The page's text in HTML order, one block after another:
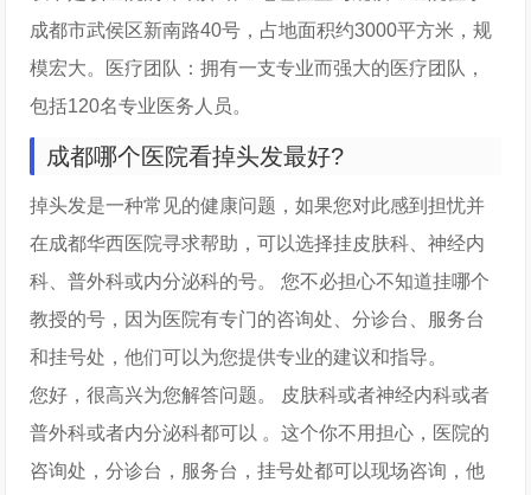
成都市武侯区新南路40号，占地面积约3000平方米，规
模宏大。医疗团队：拥有一支专业而强大的医疗团队，
包括120名专业医务人员。
成都哪个医院看掉头发最好?
掉头发是一种常见的健康问题，如果您对此感到担忧并
在成都华西医院寻求帮助，可以选择挂皮肤科、神经内
科、普外科或内分泌科的号。 您不必担心不知道挂哪个
教授的号，因为医院有专门的咨询处、分诊台、服务台
和挂号处，他们可以为您提供专业的建议和指导。
您好，很高兴为您解答问题。 皮肤科或者神经内科或者
普外科或者内分泌科都可以 。这个你不用担心，医院的
咨询处，分诊台，服务台，挂号处都可以现场咨询，他